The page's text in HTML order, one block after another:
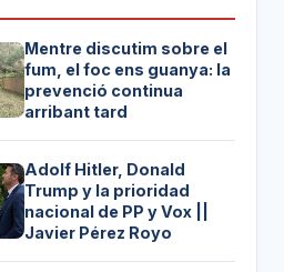
Mentre discutim sobre el
fum, el foc ens guanya: la
prevenció continua
arribant tard
Adolf Hitler, Donald
Trump y la prioridad
nacional de PP y Vox ||
Javier Pérez Royo